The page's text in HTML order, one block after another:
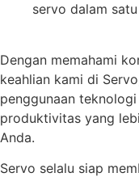
servo dalam
Dengan memahami
keahlian kami di
penggunaan
produktivitas yang
Anda.
Servo selalu siap